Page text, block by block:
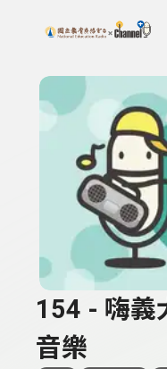
上方功能區塊
搜尋關鍵字：可輸入
154 - 嗨義
音樂